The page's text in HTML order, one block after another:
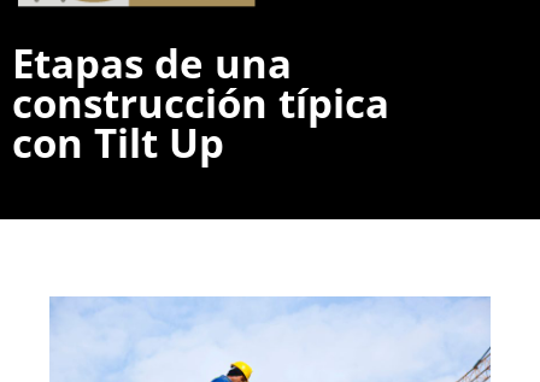
Etapas de una
construcción típica
con Tilt Up